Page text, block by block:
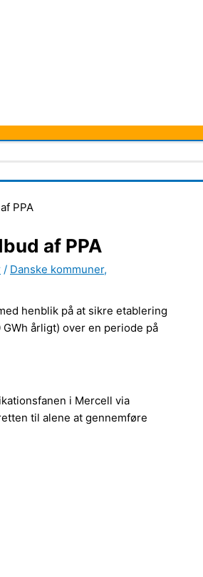
PPA
af PPA
/ Danske kommuner,
henblik på at sikre etablering
årligt) over en periode på
i Mercell via
til alene at gennemføre